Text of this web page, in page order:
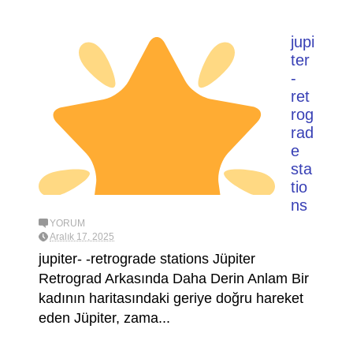
jupi
ter
-
ret
rog
rad
e
sta
tio
ns
YORUM
Aralık 17, 2025
jupiter- -retrograde stations Jüpiter
Retrograd Arkasında Daha Derin Anlam Bir
kadının haritasındaki geriye doğru hareket
eden Jüpiter, zama...